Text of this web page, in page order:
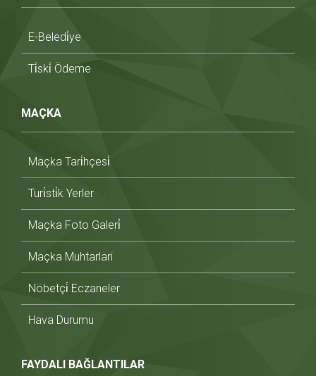
E-Beledi̇ye
Ti̇ski̇ Ödeme
MAÇKA
Maçka Tari̇hçesi̇
Turi̇sti̇k Yerler
Maçka Foto Galeri̇
Maçka Muhtarlari
Nöbetçi̇ Eczaneler
Hava Durumu
FAYDALI BAĞLANTILAR